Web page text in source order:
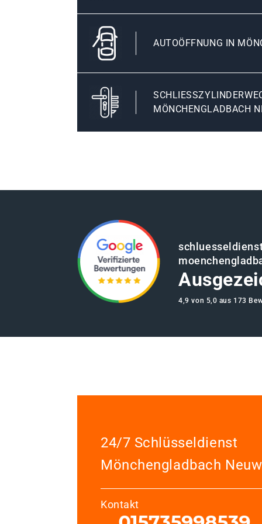
AUTOÖFFNUNG IN
ÖNCHENGLADBACH
4,9 von 5,0 aus 173
24/7 Schlüsseldienst
Mönchengladbach
Kontakt